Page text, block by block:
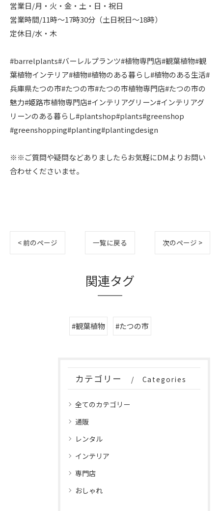
営業日/月・火・金・土・日・祝日
営業時間/11時〜17時30分（土日祝日〜18時）
定休日/水・木
#barrelplants#バーレルプランツ#植物専門店#観葉植物#観
葉植物インテリア#植物#植物のある暮らし#植物のある生活#
兵庫県たつの市#たつの市#たつの市植物専門店#たつの市の
魅力#姫路市植物専門店#インテリアグリーン#インテリアグ
リーンのある暮らし#plantshop#plants#greenshop
#greenshopping#planting#plantingdesign
※※ご質問や疑問などありましたらお気軽にDMよりお問い
合わせくださいませ。
< 前のページ 一覧に戻る 次のページ >
関連タグ
#観葉植物 #たつの市
カテゴリー Categories
全てのカテゴリー
通販
レンタル
インテリア
専門店
おしゃれ